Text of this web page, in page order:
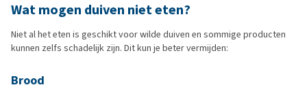
Wat mogen duiven niet eten?
Niet al het eten is geschikt voor wilde duiven en sommige producten
kunnen zelfs schadelijk zijn. Dit kun je beter vermijden:
Brood